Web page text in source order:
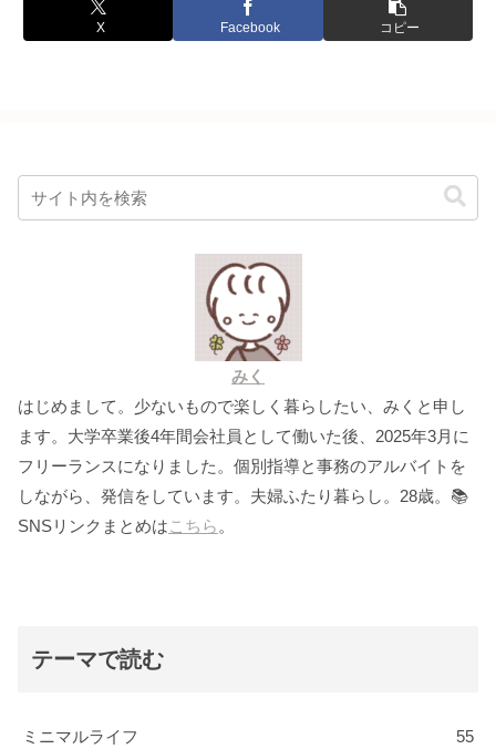
X Facebook コピー
みく
はじめまして。少ないもので楽しく暮らしたい、みくと申し
ます。大学卒業後4年間会社員として働いた後、2025年3月に
フリーランスになりました。個別指導と事務のアルバイトを
しながら、発信をしています。夫婦ふたり暮らし。28歳。📚
SNSリンクまとめはこちら 。
テーマで読む
ミニマルライフ 55